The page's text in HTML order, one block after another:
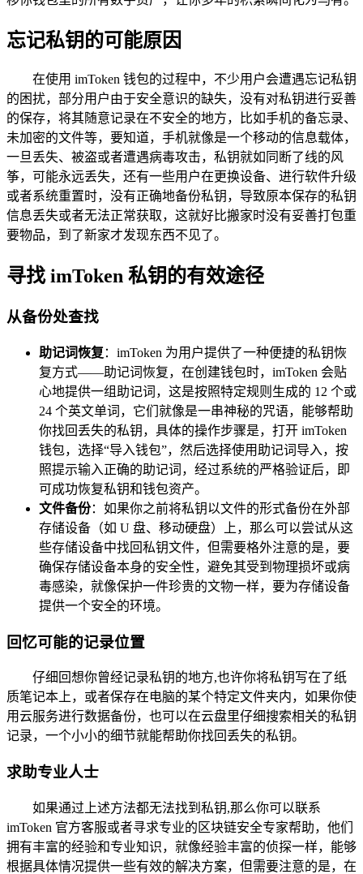
忘记私钥的可能原因
在使用 imToken 钱包的过程中，不少用户会遭遇忘记私钥
的困扰，部分用户由于安全意识的缺失，没有对私钥进行妥善
的保存，将其随意记录在不安全的地方，比如手机的备忘录、
未加密的文件等，要知道，手机就像是一个移动的信息载体，
一旦丢失、被盗或者遭遇病毒攻击，私钥就如同断了线的风
筝，可能永远丢失，还有一些用户在更换设备、进行软件升级
或者系统重置时，没有正确地备份私钥，导致原本保存的私钥
信息丢失或者无法正常获取，这就好比搬家时没有妥善打包重
要物品，到了新家才发现东西不见了。
寻找 imToken 私钥的有效途径
从备份处查找
助记词恢复 ：imToken 为用户提供了一种便捷的私钥恢
复方式——助记词恢复，在创建钱包时，imToken 会贴
心地提供一组助记词，这是按照特定规则生成的 12 个或
24 个英文单词，它们就像是一串神秘的咒语，能够帮助
你找回丢失的私钥，具体的操作步骤是，打开 imToken
钱包，选择“导入钱包”，然后选择使用助记词导入，按
照提示输入正确的助记词，经过系统的严格验证后，即
可成功恢复私钥和钱包资产。
文件备份：如果你之前将私钥以文件的形式备份在外部
存储设备（如 U 盘、移动硬盘）上，那么可以尝试从这
些存储设备中找回私钥文件，但需要格外注意的是，要
确保存储设备本身的安全性，避免其受到物理损坏或病
毒感染，就像保护一件珍贵的文物一样，要为存储设备
提供一个安全的环境。
回忆可能的记录位置
仔细回想你曾经记录私钥的地方,也许你将私钥写在了纸
质笔记本上，或者保存在电脑的某个特定文件夹内，如果你使
用云服务进行数据备份，也可以在云盘里仔细搜索相关的私钥
记录，一个小小的细节就能帮助你找回丢失的私钥。
求助专业人士
如果通过上述方法都无法找到私钥,那么你可以联系
imToken 官方客服或者寻求专业的区块链安全专家帮助，他们
拥有丰富的经验和专业知识，就像经验丰富的侦探一样，能够
根据具体情况提供一些有效的解决方案，但需要注意的是，在